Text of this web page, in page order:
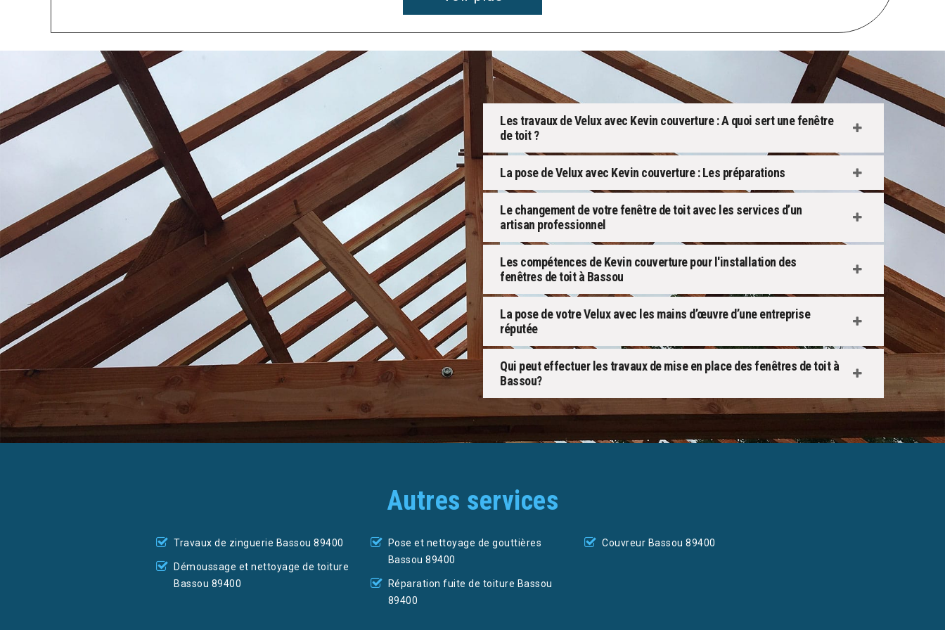
Les travaux de Velux avec Kevin couverture : A quoi sert une fenêtre
de toit ?
La pose de Velux avec Kevin couverture : Les préparations
Le changement de votre fenêtre de toit avec les services d’un
artisan professionnel
Les compétences de Kevin couverture pour l'installation des
fenêtres de toit à Bassou
La pose de votre Velux avec les mains d’œuvre d’une entreprise
réputée
Qui peut effectuer les travaux de mise en place des fenêtres de toit à
Bassou?
Autres services
Travaux de zinguerie Bassou 89400
Démoussage et nettoyage de toiture
Bassou 89400
Pose et nettoyage de gouttières
Bassou 89400
Réparation fuite de toiture Bassou
89400
Couvreur Bassou 89400